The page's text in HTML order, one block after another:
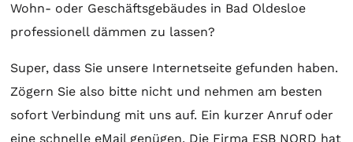
Wohn- oder Geschäftsgebäudes in Bad Oldesloe
professionell dämmen zu lassen?
Super, dass Sie unsere Internetseite gefunden haben.
Zögern Sie also bitte nicht und nehmen am besten
sofort Verbindung mit uns auf. Ein kurzer Anruf oder
eine schnelle eMail genügen. Die Firma ESB NORD hat